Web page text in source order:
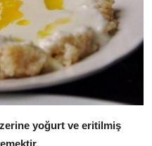
yoğurt ve eritilmiş